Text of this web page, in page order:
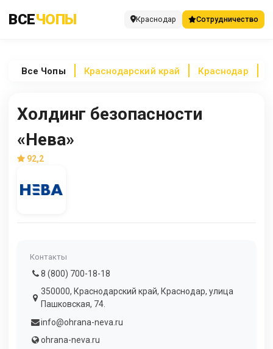
ВСЕЧОПЫ Краснодар Сотрудничество
Все Чопы Краснодарский край Краснодар
Холдинг безопасности
«Нева»
92,2
Контакты
8 (800) 700-18-18
350000, Краснодарский край, Краснодар, улица
Пашковская, 74.
info@ohrana-neva.ru
ohrana-neva.ru